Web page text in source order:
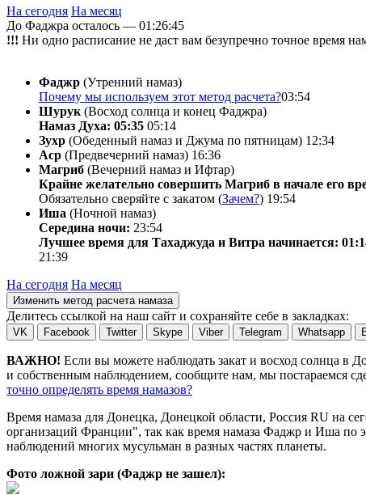
На сегодня На месяц
До Фаджра осталось — 01:26:45
!!! Ни одно расписание не даст вам безупречно точное время
Фаджр (Утренний намаз)
Почему мы используем этот метод расчета?03:54
Шурук (Восход солнца и конец Фаджра)
Намаз Духа: 05:35 05:14
Зухр (Обеденный намаз и Джума по пятницам) 12:34
Аср (Предвечерний намаз) 16:36
Магриб (Вечерний намаз и Ифтар)
Крайне желательно совершить Магриб в начале его
Обязательно сверяйте с закатом (Зачем?) 19:54
Иша (Ночной намаз)
Середина ночи: 23:54
Лучшее время для Тахаджуда и Витра начинается:
21:39
На сегодня На месяц
Изменить метод расчета намаза
Делитесь ссылкой на наш сайт и сохраняйте себе в закладках:
VK Facebook Twitter Skype Viber Telegram Whatsapp
ВАЖНО! Если вы можете наблюдать закат и восход солнца в
и собственным наблюдением, сообщите нам, мы постараемся
точно определять время намазов?
Время намаза для Донецка, Донецкой области, Россия RU на
организаций Франции", так как время намаза Фаджр и Иша по
наблюдений многих мусульман в разных частях планеты.
Фото ложной зари (Фаджр не зашел):